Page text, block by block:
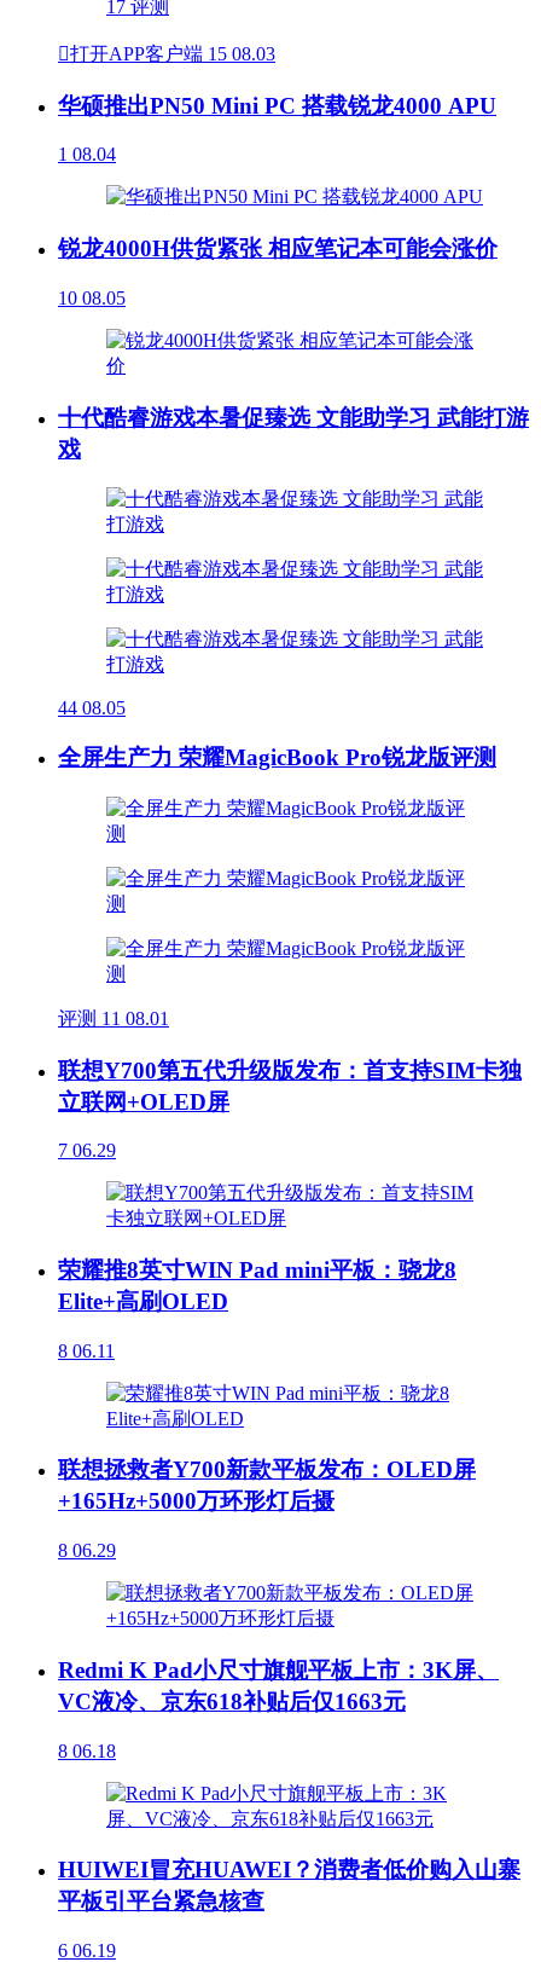
打开APP客户端 15 08.03
华硕推出PN50 Mini PC 搭载锐龙4000 APU
1 08.04
锐龙4000H供货紧张 相应笔记本可能会涨价
10 08.05
十代酷睿游戏本暑促臻选 文能助学习 武能打游
戏
44 08.05
全屏生产力 荣耀MagicBook Pro锐龙版评测
评测 11 08.01
联想Y700第五代升级版发布：首支持SIM卡独
立联网+OLED屏
7 06.29
荣耀推8英寸WIN Pad mini平板：骁龙8
Elite+高刷OLED
8 06.11
联想拯救者Y700新款平板发布：OLED屏
+165Hz+5000万环形灯后摄
8 06.29
Redmi K Pad小尺寸旗舰平板上市：3K屏、
VC液冷、京东618补贴后仅1663元
8 06.18
HUIWEI冒充HUAWEI？消费者低价购入山寨
平板引平台紧急核查
6 06.19